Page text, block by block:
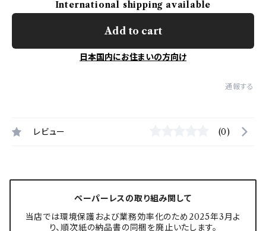
International shipping available
Add to cart
日本国内にお住まいの方向け
通報する
レビュー (0)
ペーパーレスの取り組み関して
当店では環境保護および業務効率化のため2025年3月よ
り、順次紙の納品書の同梱を廃止いたします。